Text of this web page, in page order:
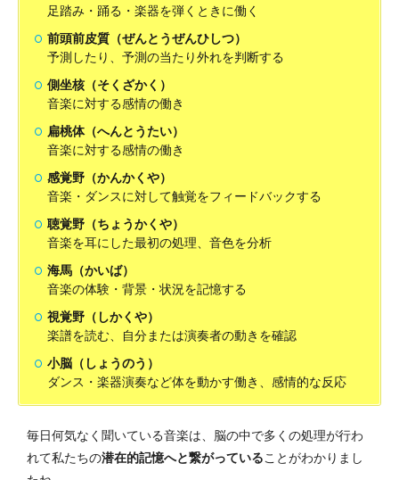
足踏み・踊る・楽器を弾くときに働く
前頭前皮質（ぜんとうぜんひしつ）
予測したり、予測の当たり外れを判断する
側坐核（そくざかく）
音楽に対する感情の働き
扁桃体（へんとうたい）
音楽に対する感情の働き
感覚野（かんかくや）
音楽・ダンスに対して触覚をフィードバックする
聴覚野（ちょうかくや）
音楽を耳にした最初の処理、音色を分析
海馬（かいば）
音楽の体験・背景・状況を記憶する
視覚野（しかくや）
楽譜を読む、自分または演奏者の動きを確認
小脳（しょうのう）
ダンス・楽器演奏など体を動かす働き、感情的な反応
毎日何気なく聞いている音楽は、脳の中で多くの処理が行わ
れて私たちの潜在的記憶へと繋がっていることがわかりまし